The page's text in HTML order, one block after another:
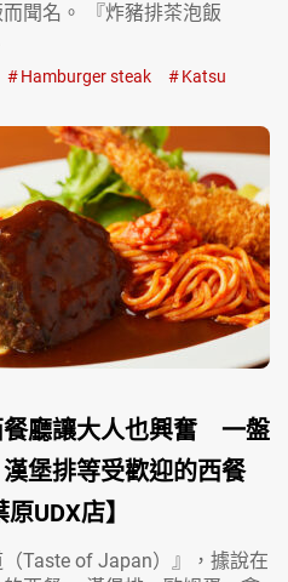
聞名。 『炸豬排茶泡飯
Hamburger steak
Katsu
餐廳讓大人也興奮 一盤
堡排等受歡迎的西餐
UDX店】
Taste of Japan）』，據說在